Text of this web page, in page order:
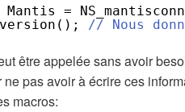
Mantis =
// Nous
être appelée sans avoir
pas avoir à écrire ces
macros: